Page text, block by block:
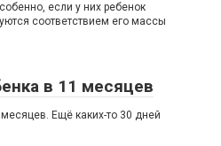
если у них ребенок
соответствием его массы
в 11 месяцев
Ещё каких-то 30 дней